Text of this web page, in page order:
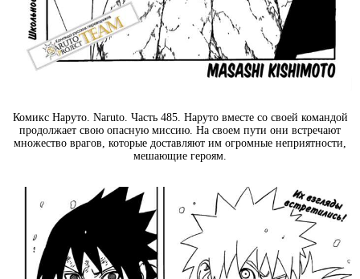
Комикс Наруто. Naruto. Часть 485. Наруто вместе со своей командой
продолжает свою опасную миссию. На своем пути они встречают
множество врагов, которые доставляют им огромные неприятности,
мешающие героям.